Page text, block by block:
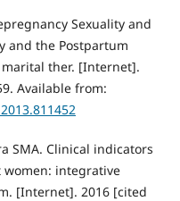
Sexuality and
and the Postpartum
marital ther. [Internet].
Available from:
SMA. Clinical indicators
integrative
[Internet]. 2016 [cited